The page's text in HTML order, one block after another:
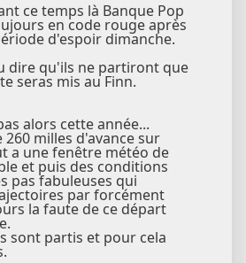
ce temps là Banque Pop
en code rouge après
d'espoir dimanche.
dire qu'ils ne partiront que
seras mis au Finn.
alors cette année...
260 milles d'avance sur
a une fenêtre météo de
et puis des conditions
pas fabuleuses qui
par forcément
la faute de ce départ
sont partis et pour cela